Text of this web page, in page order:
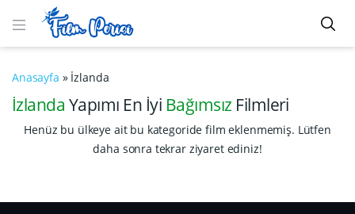
Anasayfa » İzlanda
İzlanda Yapımı En İyi Bağımsız Filmleri
Henüz bu ülkeye ait bu kategoride film eklenmemiş. Lütfen
daha sonra tekrar ziyaret ediniz!